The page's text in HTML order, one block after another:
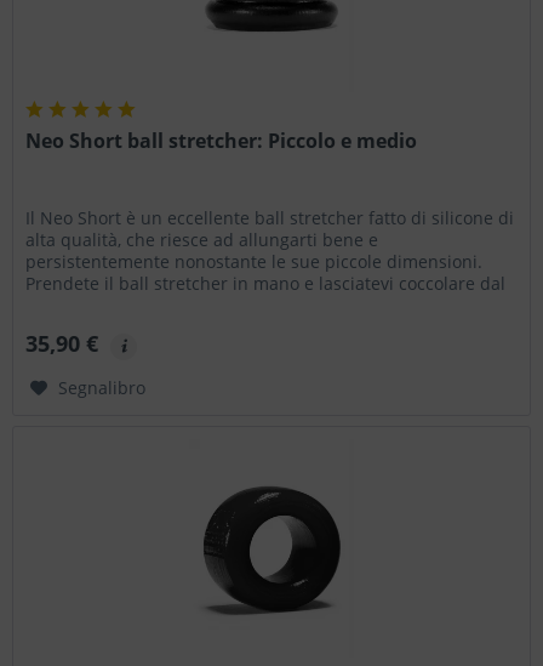
Neo Short ball stretcher: Piccolo e medio
Il Neo Short è un eccellente ball stretcher fatto di silicone di
alta qualità, che riesce ad allungarti bene e
persistentemente nonostante le sue piccole dimensioni.
Prendete il ball stretcher in mano e lasciatevi coccolare dal
35,90 €
Segnalibro